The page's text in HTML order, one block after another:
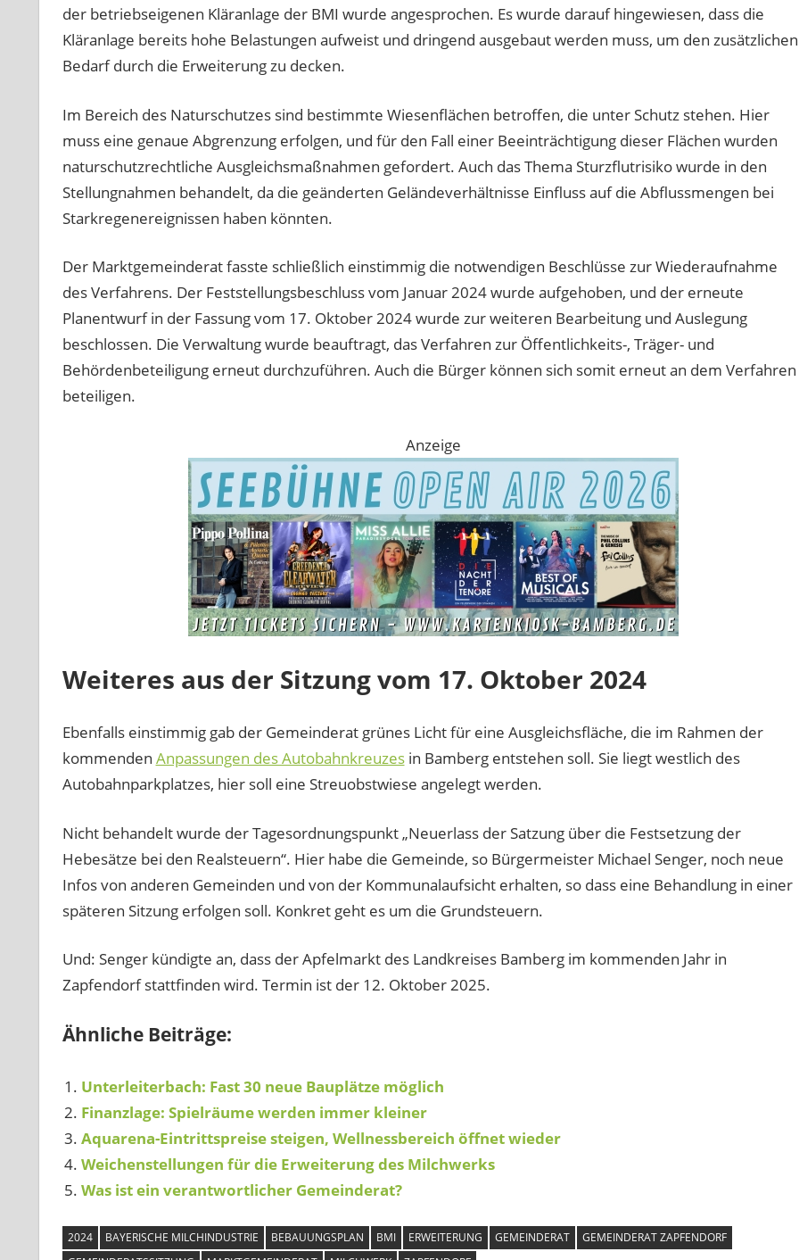
der betriebseigenen Kläranlage der BMI wurde angesprochen. Es wurde darauf hingewiesen, dass die
Kläranlage bereits hohe Belastungen aufweist und dringend ausgebaut werden muss, um den zusätzlichen
Bedarf durch die Erweiterung zu decken.
Im Bereich des Naturschutzes sind bestimmte Wiesenflächen betroffen, die unter Schutz stehen. Hier
muss eine genaue Abgrenzung erfolgen, und für den Fall einer Beeinträchtigung dieser Flächen wurden
naturschutzrechtliche Ausgleichsmaßnahmen gefordert. Auch das Thema Sturzflutrisiko wurde in den
Stellungnahmen behandelt, da die geänderten Geländeverhältnisse Einfluss auf die Abflussmengen bei
Starkregenereignissen haben könnten.
Der Marktgemeinderat fasste schließlich einstimmig die notwendigen Beschlüsse zur Wiederaufnahme
des Verfahrens. Der Feststellungsbeschluss vom Januar 2024 wurde aufgehoben, und der erneute
Planentwurf in der Fassung vom 17. Oktober 2024 wurde zur weiteren Bearbeitung und Auslegung
beschlossen. Die Verwaltung wurde beauftragt, das Verfahren zur Öffentlichkeits-, Träger- und
Behördenbeteiligung erneut durchzuführen. Auch die Bürger können sich somit erneut an dem Verfahren
beteiligen.
Anzeige
Weiteres aus der Sitzung vom 17. Oktober 2024
Ebenfalls einstimmig gab der Gemeinderat grünes Licht für eine Ausgleichsfläche, die im Rahmen der
kommenden Anpassungen des Autobahnkreuzesin Bamberg entstehen soll. Sie liegt westlich des
Autobahnparkplatzes, hier soll eine Streuobstwiese angelegt werden.
Nicht behandelt wurde der Tagesordnungspunkt „Neuerlass der Satzung über die Festsetzung der
Hebesätze bei den Realsteuern“. Hier habe die Gemeinde, so Bürgermeister Michael Senger, noch neue
Infos von anderen Gemeinden und von der Kommunalaufsicht erhalten, so dass eine Behandlung in einer
späteren Sitzung erfolgen soll. Konkret geht es um die Grundsteuern.
Und: Senger kündigte an, dass der Apfelmarkt des Landkreises Bamberg im kommenden Jahr in
Zapfendorf stattfinden wird. Termin ist der 12. Oktober 2025.
Ähnliche Beiträge:
Unterleiterbach: Fast 30 neue Bauplätze möglich
Finanzlage: Spielräume werden immer kleiner
Aquarena-Eintrittspreise steigen, Wellnessbereich öffnet wieder
Weichenstellungen für die Erweiterung des Milchwerks
Was ist ein verantwortlicher Gemeinderat?
2024 BAYERISCHE MILCHINDUSTRIE BEBAUUNGSPLAN BMI ERWEITERUNG GEMEINDERAT
GEMEINDERAT ZAPFENDORF